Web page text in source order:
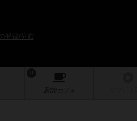
登録/分布
店舗/ カフェ